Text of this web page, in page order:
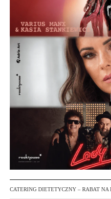
CATERING DIETETYCZNY – RABAT NA